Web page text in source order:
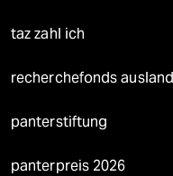
taz zahl ich
recherchefonds ausland
panterstiftung
panterpreis 2026